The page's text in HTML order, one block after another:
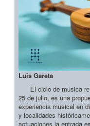
Luis Gareta
El ciclo de música
25 de julio, es una
experiencia musical en
y localidades
actuaciones la entrada